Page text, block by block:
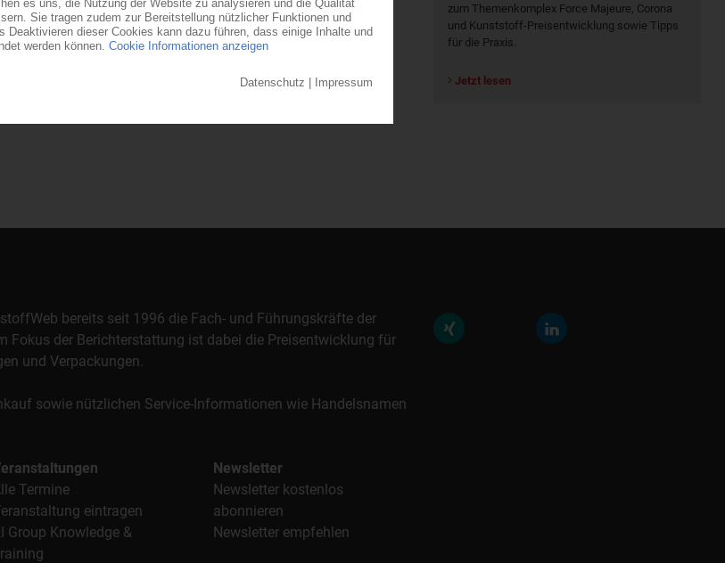
zum Themenkomplex Force Majeure, Corona
und Kunststoff-Preisentwicklung sowie Tipps
für die Praxis.
Jetzt lesen
bereits seit 1996 die Fach- und Führungskräfte der
der Berichterstattung ist dabei die Preisentwicklung für
und Verpackungen.
sowie nützlichen Service-Informationen wie Handelsnamen
Termine
eintragen
Group Knowledge &
Newsletter
Newsletter kostenlos
abonnieren
Newsletter empfehlen